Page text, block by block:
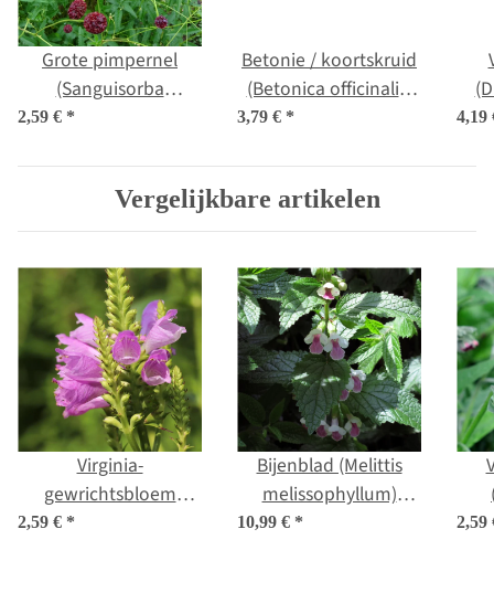
Grote pimpernel
(Sanguisorba
officinalis) zaden
2,59 € *
Betonie / koortskruid
(Betonica officinalis)
3,79 € * 4,19
Vergelijkbare artikelen
Virginia-
gewrichtsbloem
'Rosea' (Physostegia
2,59 € *
Bijenblad (Melittis
melissophyllum)
10,99 € * 2,59